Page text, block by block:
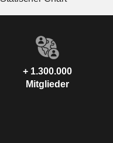
+ 1.300.000
Mitglieder